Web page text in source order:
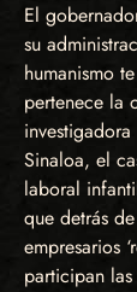
El
su
humanismo
pertenece la
Sinaloa, el
laboral
que detrás
empresarios
participan